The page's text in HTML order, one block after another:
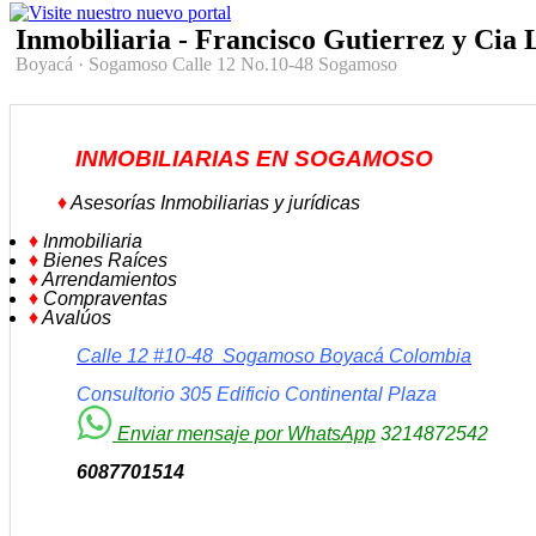
Inmobiliaria - Francisco Gutierrez y Cia
Boyacá · Sogamoso Calle 12 No.10-48 Sogamoso
INMOBILIARIAS EN SOGAMOSO
♦Asesorías Inmobiliarias y jurídicas
♦ Inmobiliaria
♦ Bienes Raíces
♦Arrendamientos
♦ Compraventas
♦Avalúos
Calle 12 #10-48 Sogamoso Boyacá Colombia
Consultorio 305 Edificio Continental Plaza
Enviar mensaje por WhatsApp 3214872542
6087701514